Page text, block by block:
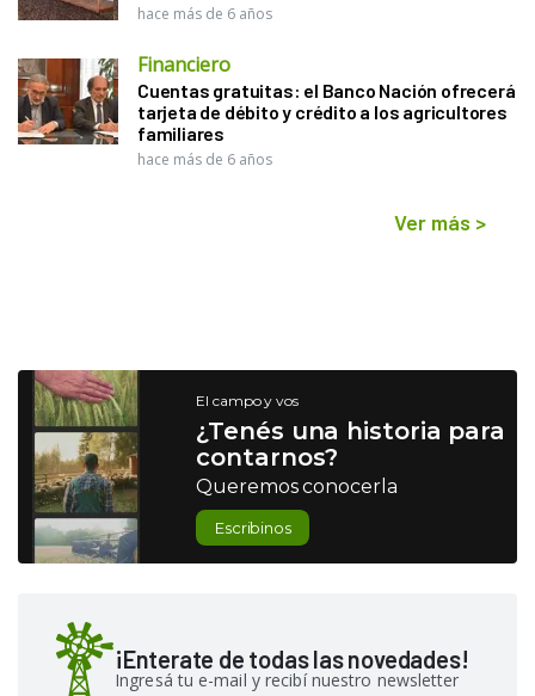
hace más de 6 años
Financiero
Cuentas gratuitas: el Banco Nación ofrecerá
tarjeta de débito y crédito a los agricultores
familiares
hace más de 6 años
Ver más >
El campo y vos
¿Tenés una historia para
contarnos?
Queremos conocerla
Escribinos
¡Enterate de todas las novedades!
Ingresá tu e-mail y recibí nuestro newsletter